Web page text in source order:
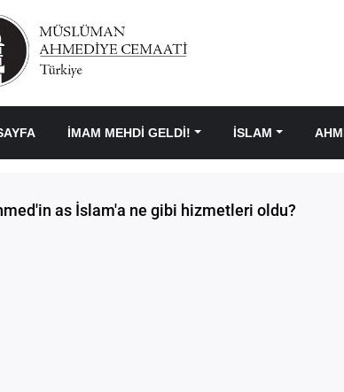
İMAM MEHDİ GELDİ! İSLAM
as İslam'a ne gibi hizmetleri oldu?